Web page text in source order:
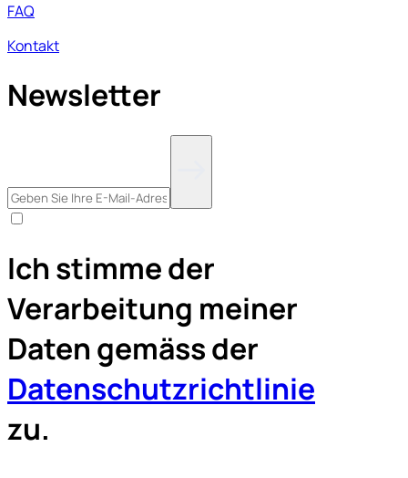
FAQ
Kontakt
Newsletter
Ich stimme der
Verarbeitung meiner
Daten gemäss der
Datenschutzrichtlinie
zu.